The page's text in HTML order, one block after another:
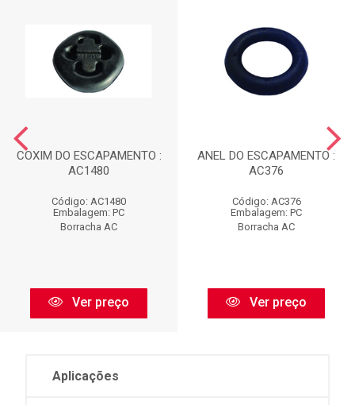
COXIM DO ESCAPAMENTO :
AC1480
Código: AC1480
Embalagem: PC
Borracha AC
Ver preço
ANEL DO ESCAPAMENTO :
AC376
Código: AC376
Embalagem: PC
Borracha AC
Ver preço
Aplicações